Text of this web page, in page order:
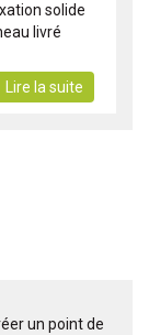
solide
livré
Lire la suite
un point de